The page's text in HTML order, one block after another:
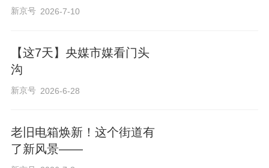
新京号 2026-7-10
【这7天】央媒市媒看门头
沟
新京号 2026-6-28
老旧电箱焕新！这个街道有
了新风景——